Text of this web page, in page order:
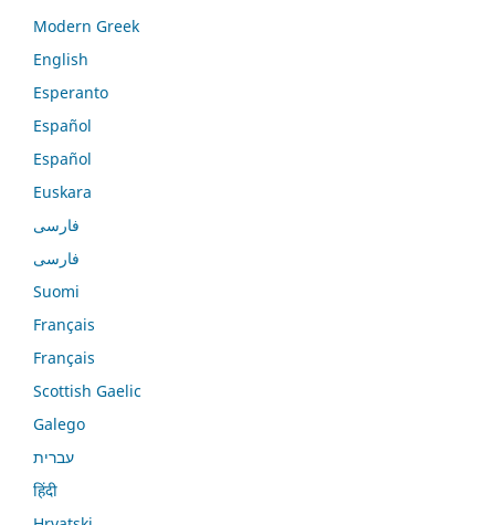
Modern Greek
English
Esperanto
Español
Español
Euskara
فارسی
فارسی
Suomi
Français
Français
Scottish Gaelic
Galego
עברית
हिंदी